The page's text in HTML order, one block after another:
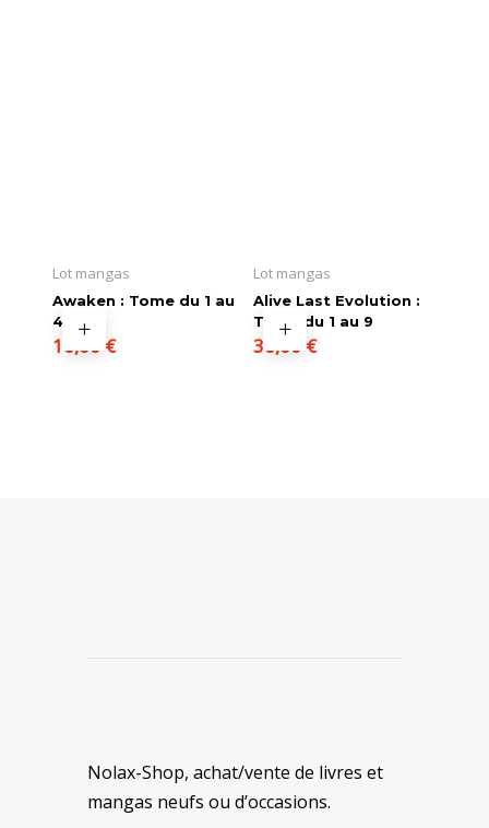
Lot mangas
Awaken : Tome du 1 au
4
16,00 €
Lot mangas
Alive Last Evolution :
Tome du 1 au 9
36,00 €
Nolax-Shop, achat/vente de livres et
mangas neufs ou d’occasions.